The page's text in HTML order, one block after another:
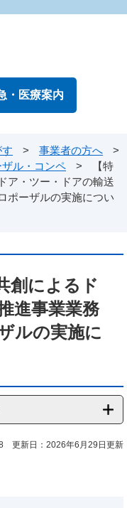
・医療案内
> 事業者の方へ
>
ル・コンペ >
【特
ア・ツー・ドアの輸送
ポーザルの実施につい
創によるド
進事業業務
ルの実施に
更新日：2026年6月29日更新